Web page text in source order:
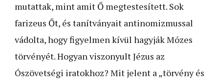
mutattak, mint amit Ő megtestesített. Sok
farizeus Őt, és tanítványait antinomizmussal
vádolta, hogy figyelmen kívül hagyják Mózes
törvényét. Hogyan viszonyult Jézus az
Ószövetségi iratokhoz? Mit jelent a „törvény és